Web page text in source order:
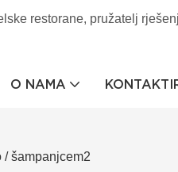
restorane, pružatelj
O NAMA
šampanjcem2